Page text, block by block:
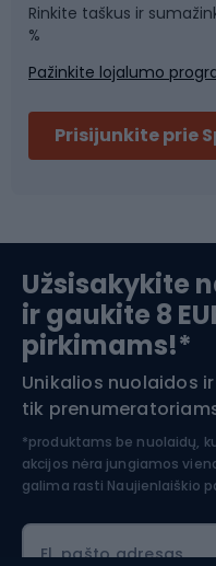
Slidinėjimas
Apranga žiemos
Šiaurietiškas ėjimas
Rinkite taškus ir
%
Pažinkite lojalumo
Prisijunkite prie
Užsisakykite
ir gaukite 8
pirkimams!*
Unikalios nuolaidos
tik
*produktams be nuolaidų,
akcijos nėra jungiamos
galima rasti Naujienlaiškio
El. pašto adresas